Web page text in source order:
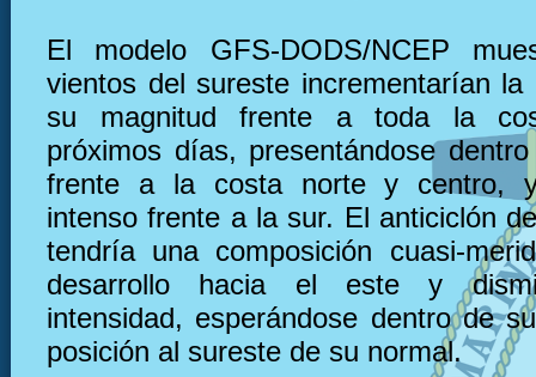
El modelo GFS-DODS/NCEP
vientos del sureste incrementarían la
su magnitud frente a toda la
próximos días, presentándose
frente a la costa norte y centro, y
intenso frente a la sur. El anticiclón
tendría una composición cuasi-
desarrollo hacia el este y
intensidad, esperándose dentro de
posición al sureste de su normal.